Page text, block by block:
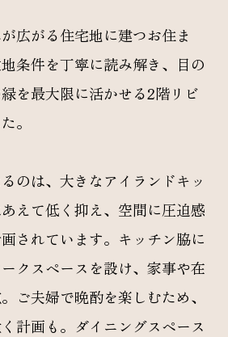
広がる住宅地に建つお住ま
条件を丁寧に読み解き、目の
を最大限に活かせる2階リビ
。
のは、大きなアイランドキッ
えて低く抑え、空間に圧迫感
されています。キッチン脇に
クスペースを設け、家事や在
ご夫婦で晩酌を楽しむため、
計画も。ダイニングスペース